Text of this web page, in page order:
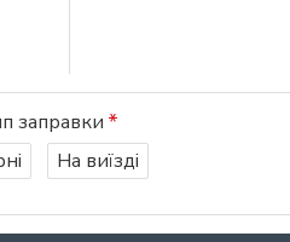
заправки
На виїзді